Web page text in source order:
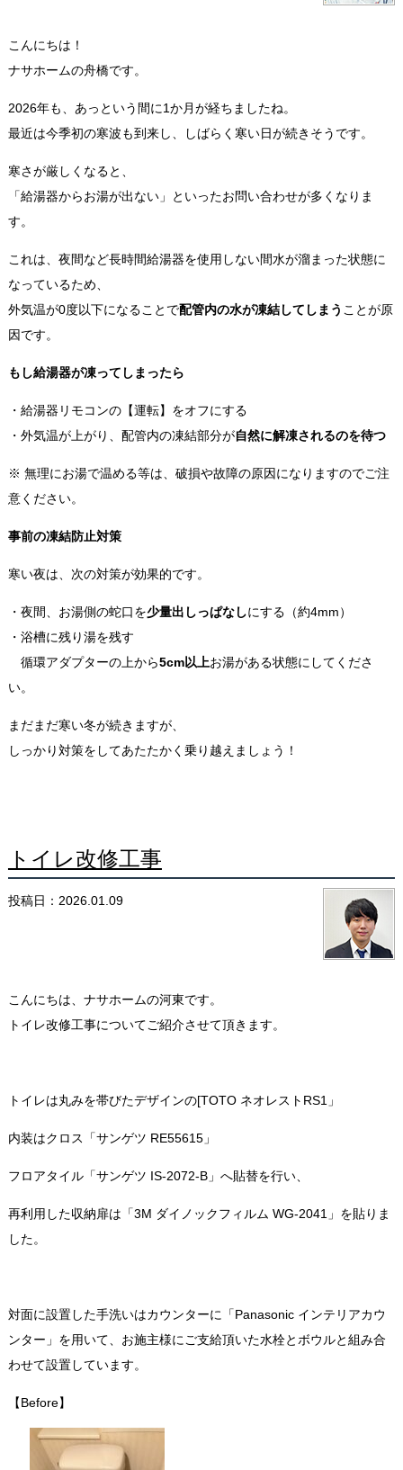
こんにちは！
ナサホームの舟橋です。
2026年も、あっという間に1か月が経ちましたね。
最近は今季初の寒波も到来し、しばらく寒い日が続きそうです。
寒さが厳しくなると、
「給湯器からお湯が出ない」といったお問い合わせが多くなりま
す。
これは、夜間など長時間給湯器を使用しない間水が溜まった状態に
なっているため、
外気温が0度以下になることで配管内の水が凍結してしまう ことが原
因です。
もし給湯器が凍ってしまったら
・給湯器リモコンの【運転】をオフにする
・外気温が上がり、配管内の凍結部分が自然に解凍されるのを待つ
※ 無理にお湯で温める等は、破損や故障の原因になりますのでご注
意ください。
事前の凍結防止対策
寒い夜は、次の対策が効果的です。
・夜間、お湯側の蛇口を少量出しっぱなしにする（約4mm）
・浴槽に残り湯を残す
循環アダプターの上から5cm以上お湯がある状態にしてくださ
い。
まだまだ寒い冬が続きますが、
しっかり対策をしてあたたかく乗り越えましょう！
トイレ改修工事
投稿日：2026.01.09
こんにちは、ナサホームの河東です。
トイレ改修工事についてご紹介させて頂きます。
トイレは丸みを帯びたデザインの[TOTO ネオレストRS1」
内装はクロス「サンゲツ RE55615」
フロアタイル「サンゲツ IS-2072-B」へ貼替を行い、
再利用した収納扉は「3M ダイノックフィルム WG-2041 」を貼りま
した。
対面に設置した手洗いはカウンターに「Panasonic インテリアカウ
ンター」を用いて
お施主様に ご支給頂いた水栓とボウルと組み合
わせて設置しています。
【Before】